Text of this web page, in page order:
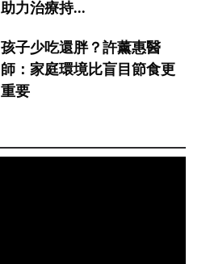
助力治療持...
孩子少吃還胖？許薰惠醫
師：家庭環境比盲目節食更
重要